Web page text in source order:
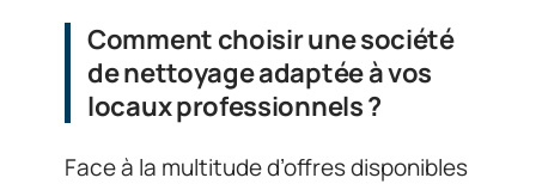
Comment choisir une société
de nettoyage adaptée à vos
locaux professionnels ?
Face à la multitude d’offres disponibles